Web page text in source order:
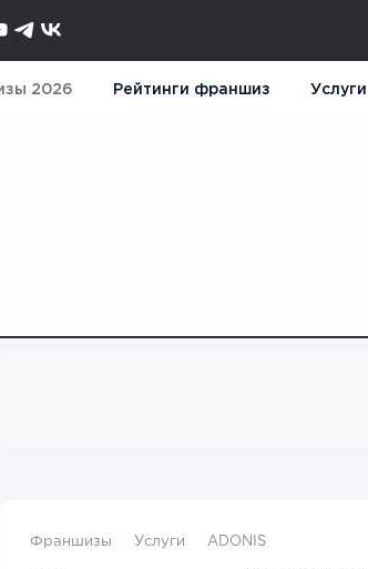
2026 Рейтинги франшиз Услуги
Франшизы Услуги ADONIS